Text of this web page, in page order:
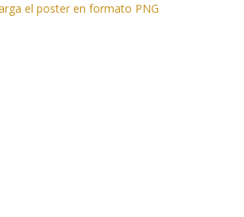
el poster en formato PNG